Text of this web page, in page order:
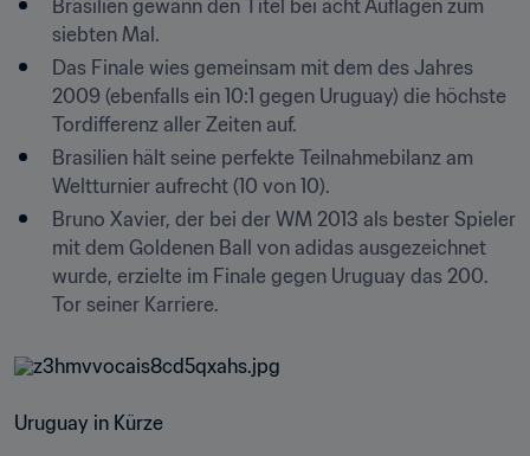
Brasilien gewann den Titel bei acht Auflagen zum
siebten Mal.
Das Finale wies gemeinsam mit dem des Jahres
2009 (ebenfalls ein 10:1 gegen Uruguay) die höchste
Tordifferenz aller Zeiten auf.
Brasilien hält seine perfekte Teilnahmebilanz am
Weltturnier aufrecht (10 von 10).
Bruno Xavier, der bei der WM 2013 als bester Spieler
mit dem Goldenen Ball von adidas ausgezeichnet
wurde, erzielte im Finale gegen Uruguay das 200.
Tor seiner Karriere.
Uruguay in Kürze